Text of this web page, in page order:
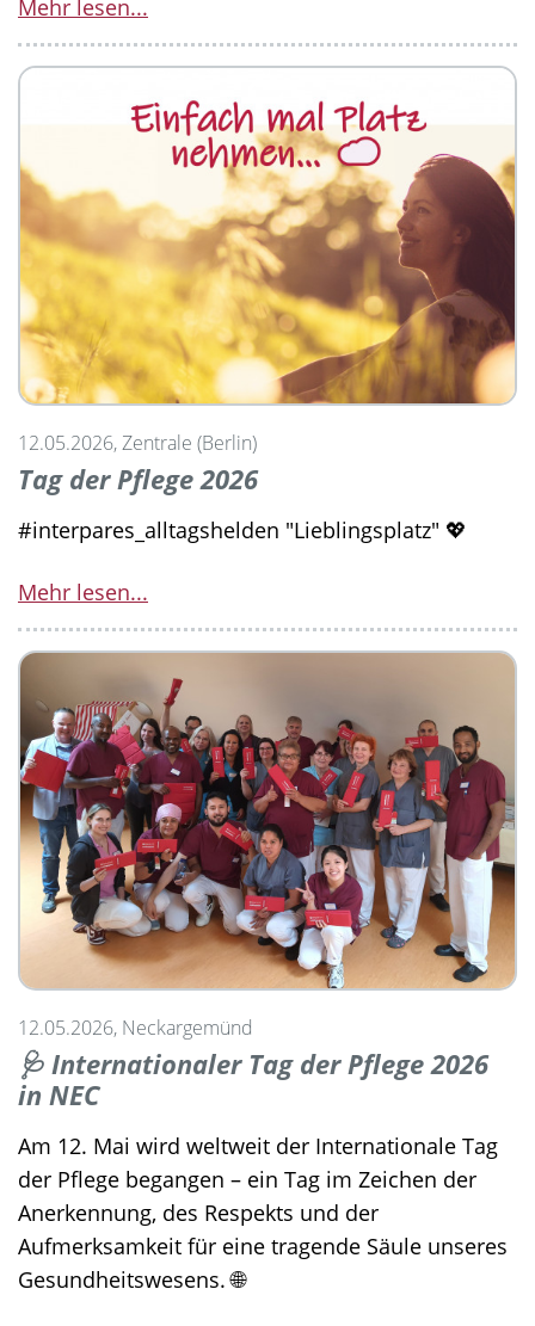
Mehr lesen...
12.05.2026, Zentrale (Berlin)
Tag der Pflege 2026
#interpares_alltagshelden "Lieblingsplatz" 💖
Mehr lesen...
12.05.2026, Neckargemünd
🩺 Internationaler Tag der Pflege 2026
in NEC
Am 12. Mai wird weltweit der Internationale Tag
der Pflege begangen – ein Tag im Zeichen der
Anerkennung, des Respekts und der
Aufmerksamkeit für eine tragende Säule unseres
Gesundheitswesens. 🌐